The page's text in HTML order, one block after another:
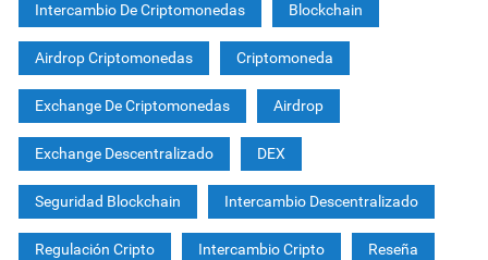
Intercambio De Criptomonedas Blockchain
Airdrop Criptomonedas Criptomoneda
Exchange De Criptomonedas Airdrop
Exchange Descentralizado DEX
Seguridad Blockchain Intercambio Descentralizado
Regulación Cripto Intercambio Cripto Reseña